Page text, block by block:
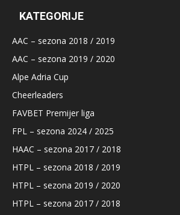
KATEGORIJE
AAC – sezona 2018 / 2019
AAC – sezona 2019 / 2020
Alpe Adria Cup
Cheerleaders
FAVBET Premijer liga
FPL – sezona 2024 / 2025
HAAC – sezona 2017 / 2018
HTPL – sezona 2018 / 2019
HTPL – sezona 2019 / 2020
HTPL – sezona 2017 / 2018